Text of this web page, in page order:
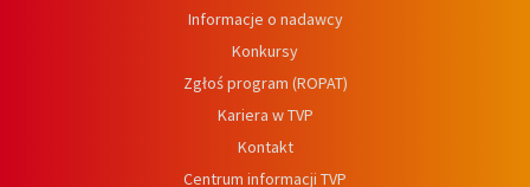
Informacje o nadawcy
Konkursy
Zgłoś program (ROPAT)
Kariera w TVP
Kontakt
Centrum informacji TVP